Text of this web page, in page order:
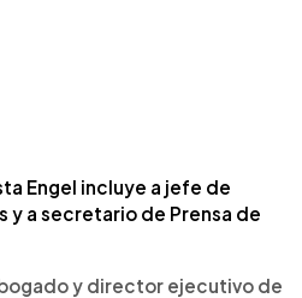
Engel incluye a jefe de
y a secretario de Prensa de
y director ejecutivo de